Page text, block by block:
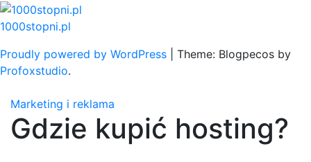
Skip
to
1000stopni.pl
Proudly powered by WordPress
Theme: Blogpecos by
Profoxstudio.
Marketing i reklama
Gdzie kupić hosting?